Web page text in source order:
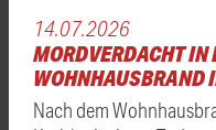
14.07.2026
MORDVERDACHT IN
WOHNHAUSBRAND
Nach dem